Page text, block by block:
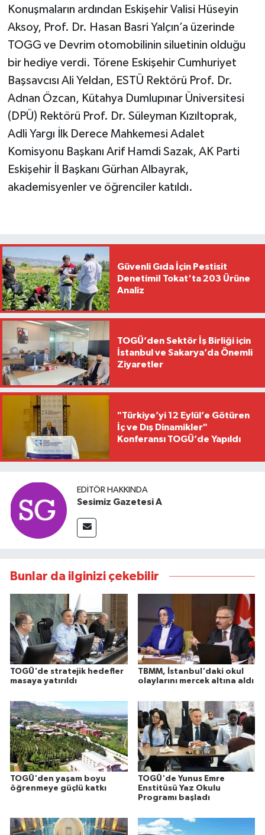
Konuşmaların ardından Eskişehir Valisi Hüseyin
Aksoy, Prof. Dr. Hasan Basri Yalçın’a üzerinde
TOGG ve Devrim otomobilinin siluetinin olduğu
bir hediye verdi. Törene Eskişehir Cumhuriyet
Başsavcısı Ali Yeldan, ESTÜ Rektörü Prof. Dr.
Adnan Özcan, Kütahya Dumlupınar Üniversitesi
(DPÜ) Rektörü Prof. Dr. Süleyman Kızıltoprak,
Adli Yargı İlk Derece Mahkemesi Adalet
Komisyonu Başkanı Arif Hamdi Sazak, AK Parti
Eskişehir İl Başkanı Gürhan Albayrak,
akademisyenler ve öğrenciler katıldı.
Güvenli Gıda İçin Pestisit
Denetimi! Tokat'ta 203 Ürüne
Analiz
TOGÜ’den Sektör İş Birliği için
İstanbul ve Sakarya’da Önemli
Ziyaretler
"Türkiye’yi 12 Eylül’e Götüren
İç ve Dış Dinamikler"
Konferansı TOGÜ’de Yapıldı
EDITÖR HAKKINDA
Sesimiz Gazetesi A
Bunlar da ilginizi çekebilir
TOGÜ'de stratejik hedefler
masaya yatırıldı
TBMM, İstanbul'daki okul
olaylarını mercek altına aldı
TOGÜ'den yaşam boyu
öğrenmeye güçlü katkı
TOGÜ'de Yunus Emre
Enstitüsü Yaz Okulu
Programı başladı